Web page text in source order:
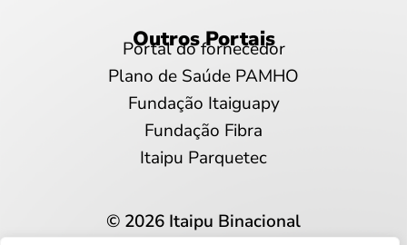
Outros Portais
Portal do fornecedor
Plano de Saúde PAMHO
Fundação Itaiguapy
Fundação Fibra
Itaipu Parquetec
© 2026 Itaipu Binacional